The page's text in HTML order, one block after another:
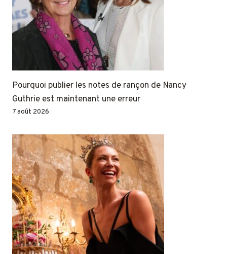
Pourquoi publier les notes de rançon de Nancy
Guthrie est maintenant une erreur
7 août 2026